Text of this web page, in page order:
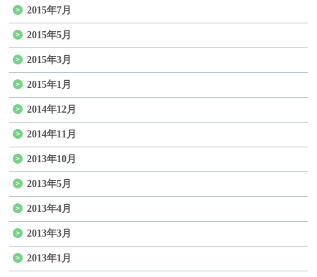
2015年7月
2015年5月
2015年3月
2015年1月
2014年12月
2014年11月
2013年10月
2013年5月
2013年4月
2013年3月
2013年1月